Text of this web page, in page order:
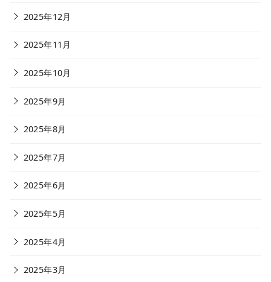
2025年12月
2025年11月
2025年10月
2025年9月
2025年8月
2025年7月
2025年6月
2025年5月
2025年4月
2025年3月